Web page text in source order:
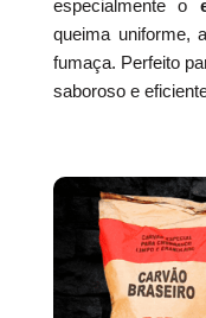
especialmente o
queima uniforme,
fumaça. Perfeito
saboroso e